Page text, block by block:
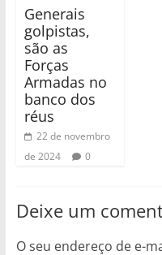
Generais
golpistas,
são as
Forças
Armadas no
banco dos
réus
22 de novembro
de 2024
0
Deixe um
O seu endereço de e-